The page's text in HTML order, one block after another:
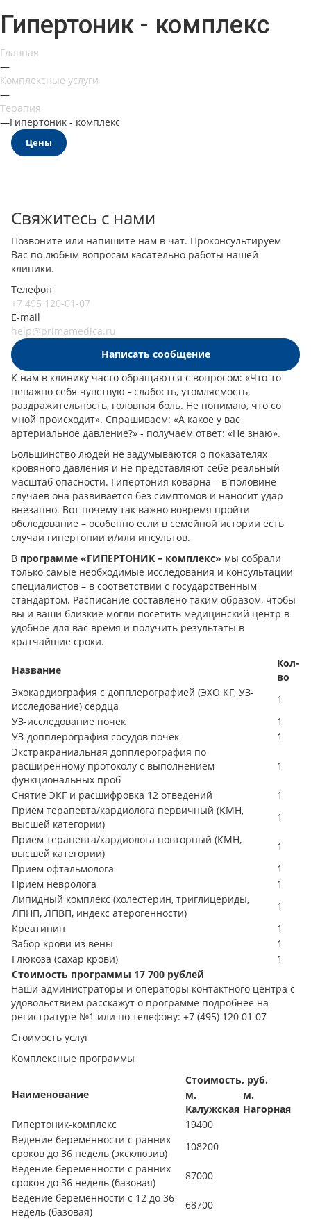
Гипертоник - комплекс
Главная
—
Комплексные услуги
—
Терапия
—Гипертоник - комплекс
Цены
Свяжитесь с нами
Позвоните или напишите нам в чат. Проконсультируем
Вас по любым вопросам касательно работы нашей
клиники.
Телефон
+7 495 120-01-07
E-mail
help@primamedica.ru
Написать сообщение
К нам в клинику часто обращаются с вопросом: «Что-то
неважно себя чувствую - слабость, утомляемость,
раздражительность, головная боль. Не понимаю, что со
мной происходит». Спрашиваем: «А какое у вас
артериальное давление?» - получаем ответ: «Не знаю».
Большинство людей не задумываются о показателях
кровяного давления и не представляют себе реальный
масштаб опасности. Гипертония коварна – в половине
случаев она развивается без симптомов и наносит удар
внезапно. Вот почему так важно вовремя пройти
обследование – особенно если в семейной истории есть
случаи гипертонии и/или инсультов.
В программе «ГИПЕРТОНИК – комплекс» мы собрали
только самые необходимые исследования и консультации
специалистов – в соответствии с государственным
стандартом. Расписание составлено таким образом, чтобы
вы и ваши близкие могли посетить медицинский центр в
удобное для вас время и получить результаты в
кратчайшие сроки.
Название
Кол-
во
Эхокардиография с допплерографией (ЭХО КГ, УЗ-
исследование) сердца
1
УЗ-исследование почек
1
УЗ-допплерография сосудов почек
1
Экстракраниальная допплерография по
расширенному протоколу с выполнением
функциональных проб
1
Снятие ЭКГ и расшифровка 12 отведений
1
Прием терапевта/кардиолога первичный (КМН,
высшей категории)
1
Прием терапевта/кардиолога повторный (КМН,
высшей категории)
1
Прием офтальмолога
1
Прием невролога
1
Липидный комплекс (холестерин, триглицериды,
ЛПНП, ЛПВП, индекс атерогенности)
1
Креатинин
1
Забор крови из вены
1
Глюкоза (сахар крови)
1
Стоимость программы 17 700 рублей
Наши администраторы и операторы контактного центра с
удовольствием расскажут о программе подробнее на
регистратуре №1 или по телефону: +7 (495) 120 01 07
Стоимость услуг
Комплексные программы
Наименование
Стоимость, руб.
м.
Калужская
м.
Нагорная
Гипертоник-комплекс
19400
Ведение беременности с ранних
сроков до 36 недель (эксклюзив)
108200
Ведение беременности с ранних
сроков до 36 недель (базовая)
87000
Ведение беременности с 12 до 36
недель (базовая)
68700